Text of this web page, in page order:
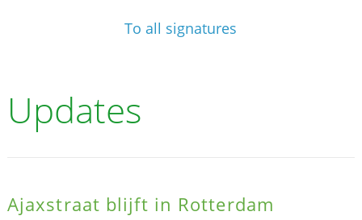
To all signatures
Updates
Ajaxstraat blijft in Rotterdam